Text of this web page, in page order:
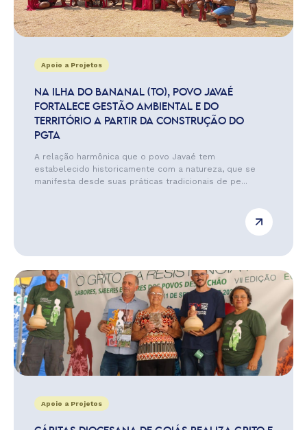
Apoio a Projetos
NA ILHA DO BANANAL (TO), POVO JAVAÉ
FORTALECE GESTÃO AMBIENTAL E DO
TERRITÓRIO A PARTIR DA CONSTRUÇÃO DO
PGTA
A relação harmônica que o povo Javaé tem
estabelecido historicamente com a natureza, que se
manifesta desde suas práticas tradicionais de pe...
Apoio a Projetos